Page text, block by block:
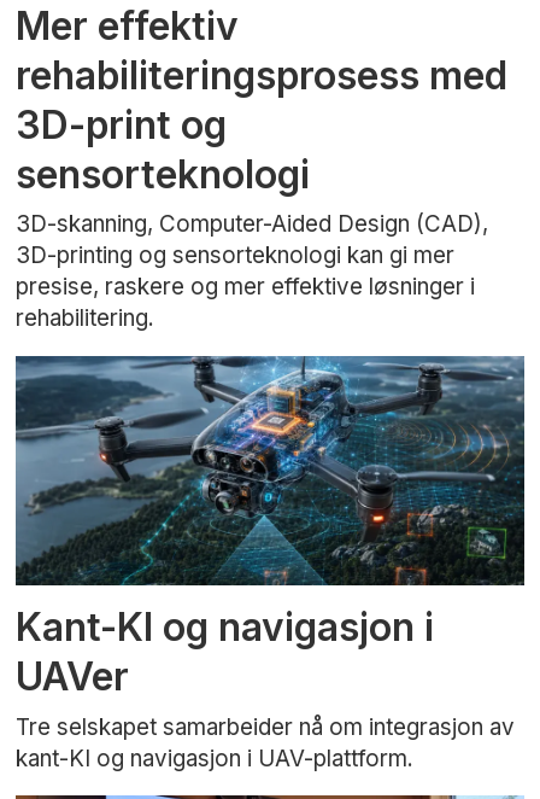
Mer effektiv
rehabiliteringsprosess med
3D-print og
sensorteknologi
3D-skanning, Computer-Aided Design (CAD),
3D-printing og sensorteknologi kan gi mer
presise, raskere og mer effektive løsninger i
rehabilitering.
Kant-KI og navigasjon i
UAVer
Tre selskapet samarbeider nå om integrasjon av
kant-KI og navigasjon i UAV-plattform.